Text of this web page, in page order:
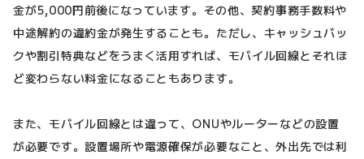
金が5,000円前後になっています。その他、契約事務手数料や
中途解約の違約金が発生することも。ただし、キャッシュバッ
クや割引特典などをうまく活用すれば、モバイル回線とそれほ
ど変わらない料金になることもあります。
また、モバイル回線とは違って、ONUやルーターなどの設置
が必要です。設置場所や電源確保が必要なこと、外出先では利